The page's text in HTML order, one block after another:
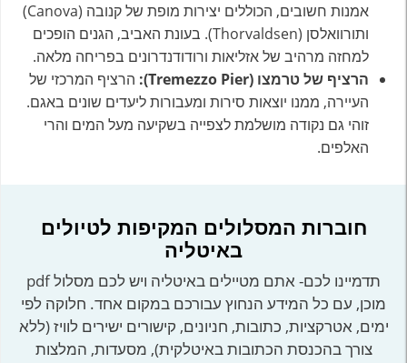
אמנות חשובים, הכוללים יצירות מופת של קנובה (Canova)
ותורוואלסן (Thorvaldsen). בעונת האביב, הגנים הופכים
למחזה מרהיב של אזליאות ורודודנדרונים בפריחה מלאה.
הרציף של טרמצו (Tremezzo Pier):
הרציף המרכזי של
העיירה, ממנו יוצאות סירות ומעבורות ליעדים שונים באגם.
זוהי גם נקודה מושלמת לצפייה בשקיעה מעל המים והרי
האלפים.
חוברות המסלולים המקיפות לטיולים
באיטליה
תדמיינו לכם- אתם מטיילים באיטליה ויש לכם מסלול pdf
מוכן, עם כל המידע הנחוץ עבורכם במקום אחד. חלוקה לפי
ימים, אטרקציות, כתובות, חניונים, קישורים ישירים לוויז (ללא
צורך בהכנסת הכתובות באיטלקית), מסעדות, המלצות